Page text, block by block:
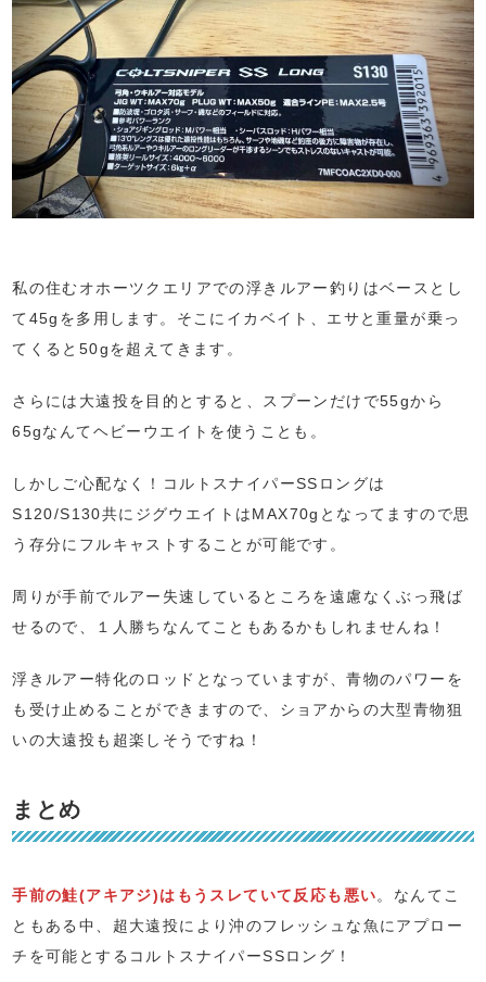
私の住むオホーツクエリアでの浮きルアー釣りはベースとし
て45gを多用します。そこにイカベイト、エサと重量が乗っ
てくると50gを超えてきます。
さらには大遠投を目的とすると、スプーンだけで55gから
65gなんてヘビーウエイトを使うことも。
しかしご心配なく！コルトスナイパーSSロングは
S120/S130共にジグウエイトはMAX70gとなってますので思
う存分にフルキャストすることが可能です。
周りが手前でルアー失速しているところを遠慮なくぶっ飛ば
せるので、１人勝ちなんてこともあるかもしれませんね！
浮きルアー特化のロッドとなっていますが、青物のパワーを
も受け止めることができますので、ショアからの大型青物狙
いの大遠投も超楽しそうですね！
まとめ
手前の鮭(アキアジ)はもうスレていて反応も悪い。なんてこ
ともある中、超大遠投により沖のフレッシュな魚にアプロー
チを可能とするコルトスナイパーSSロング！